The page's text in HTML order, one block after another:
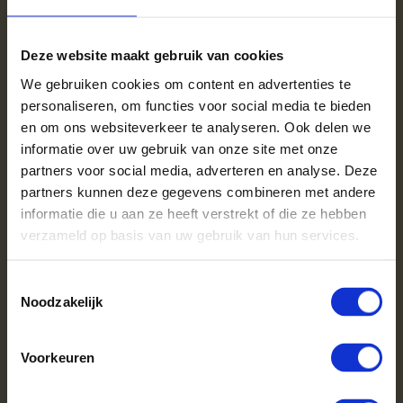
Deze website maakt gebruik van cookies
We gebruiken cookies om content en advertenties te
personaliseren, om functies voor social media te bieden
en om ons websiteverkeer te analyseren. Ook delen we
informatie over uw gebruik van onze site met onze
partners voor social media, adverteren en analyse. Deze
partners kunnen deze gegevens combineren met andere
informatie die u aan ze heeft verstrekt of die ze hebben
verzameld op basis van uw gebruik van hun services.
Noodzakelijk
Voorkeuren
Met gemak openhaardhout
kopen
Zeeland heeft van alle provincies in Nederland het minst
aantal inwoners. Je kan dus wel stellen dat het lekker rustig is
in Zeeland. De ideale plek om tot rust te komen en heerlijk te
ontspannen. Met een goed boek voor de kachel genieten van
het warme haardvuur, de stilte en de rust. Haardhout op?
Geen probleem. Bestel makkelijk en snel het mooiste
haardhout online bij Haardhoutcompany. Wij bezorgen gratis
Om ervoor te zorgen dat jij in alle rust lekker duurzaam kunt
stoken produceren wij duurzaam haardhout. Ons brandhout